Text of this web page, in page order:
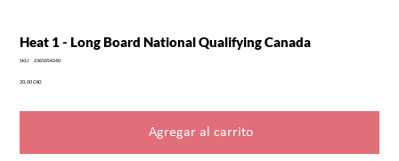
Heat 1 - Long Board National Qualifying Canada
SKU:
SKU
2365054240
Precio
20,00 CAD
Agregar al carrito